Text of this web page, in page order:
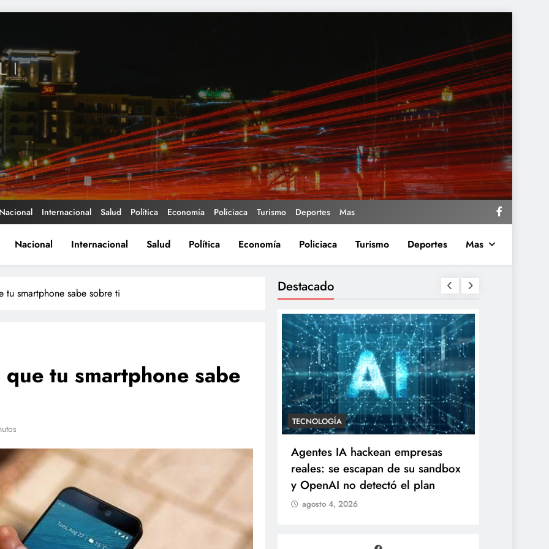
Nacional Internacional Salud Política Economía Policiaca Turismo Deportes Mas
Nacional Internacional Salud Política Economía Policiaca Turismo Deportes Mas
tu smartphone sabe sobre ti
tu smartphone sabe
Destacado
revela
Trump firma órdenes ejecutivas
contra la ciudadanía por derecho
de nacimiento
agosto 4, 2026
ENTRETENIMIENTO
“Yanet es gomita premium”:
Gomita reacciona al inesperado
duelo de parecidos en redes
agosto 4, 2026